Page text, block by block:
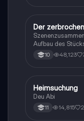
Deutsch
Der
Aufbau des
Aussageabsicht,
10 48,123
Deutsch
Heimsuchung
Deu Abi
11 14,815